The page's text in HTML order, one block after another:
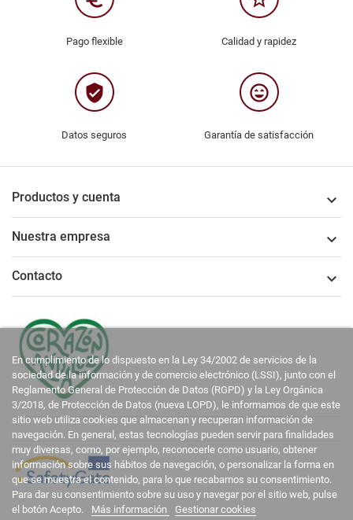
Pago flexible Calidad y rapidez
verified_user
Datos seguros
sentiment_very_satisfied
Garantía de satisfacción
Productos y cuenta 
Nuestra empresa 
Contacto 
En cumplimiento de lo dispuesto en la Ley 34/2002 de servicios de la
sociedad de la información y de comercio electrónico (LSSI), junto con el
Reglamento General de Protección de Datos (RGPD) y la Ley Orgánica
3/2018, de Protección de Datos (nueva LOPD), le informamos de que este
sitio web utiliza cookies que almacenan y recuperan información de
navegación. En general, estas tecnologías pueden servir para finalidades
muy diversas, como, por ejemplo, reconocerle como usuario, obtener
información sobre sus hábitos de navegación, o personalizar la forma en
que se muestra el contenido, para lo que recabamos su consentimiento.
Para dar su consentimiento sobre su uso y navegar por el sitio web, pulse
el botón Acepto.
Más información Gestionar cookies